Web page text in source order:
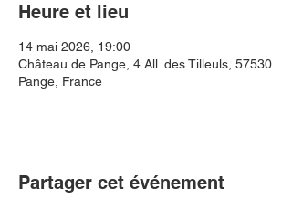
Heure et lieu
14 mai 2026, 19:00
Château de Pange, 4 All. des Tilleuls, 57530
Pange, France
Partager cet événement